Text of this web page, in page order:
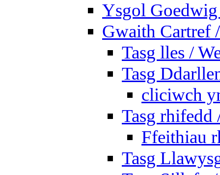
Ysgol
Gwaith Cartref
Tasg lles /
Tasg
cliciwch
Tasg rhifedd
Ffeithiau
Tasg